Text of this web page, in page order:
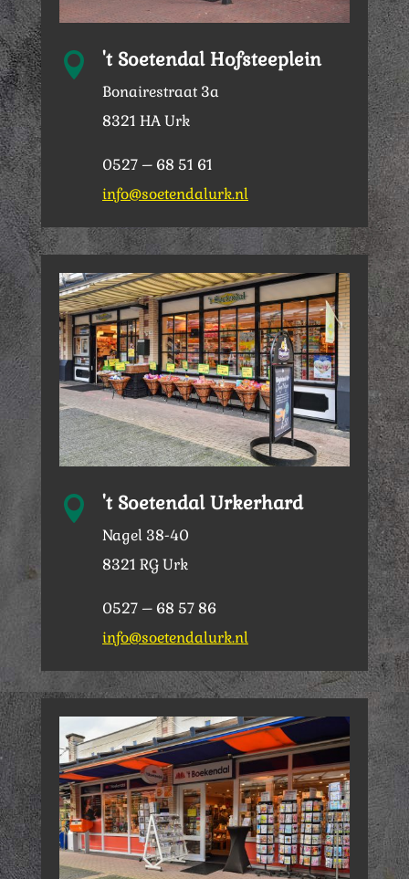
 't Soetendal Hofsteeplein
Bonairestraat 3a
8321 HA Urk
0527 – 68 51 61
info@soetendalurk.nl
 't Soetendal Urkerhard
Nagel 38-40
8321 RG Urk
0527 – 68 57 86
info@soetendalurk.nl